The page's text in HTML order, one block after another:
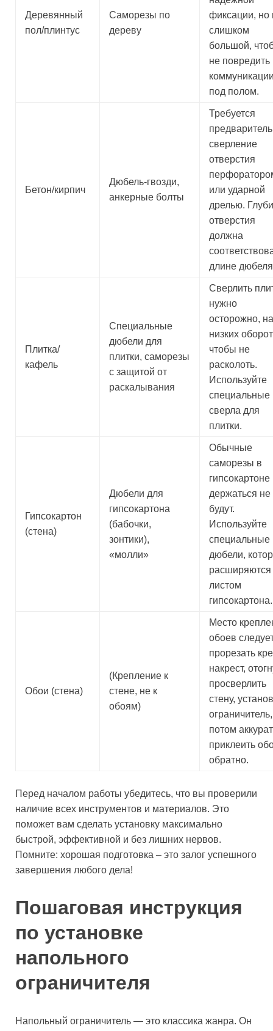
Деревянный
пол/плинтус
Саморезы по
дереву
фиксации, но
слишком
большой,
не повредить
под полом.
Бетон/кирпич
Дюбель-гвозди,
анкерные болты
Требуется
сверление
отверстия
или ударной
дрелью.
отверстия
должна
длине
Плитка/
кафель
Специальные
дюбели для
плитки, саморезы
с защитой от
раскалывания
Сверлить
нужно
осторожно, на
низких
чтобы не
расколоть.
Используйте
специальные
сверла для
плитки.
Гипсокартон
(стена)
Дюбели для
гипсокартона
(бабочки,
зонтики),
«молли»
Обычные
саморезы в
гипсокартоне
держаться не
будут.
Используйте
специальные
дюбели,
расширяются
листом
гипсокартона.
Обои (стена)
(Крепление к
стене, не к
обоям)
Место
обоев
прорезать
накрест,
просверлить
стену,
потом
приклеить
обратно.
Перед началом работы убедитесь, что вы проверили
наличие всех инструментов и материалов. Это
поможет вам сделать установку максимально
быстрой, эффективной и без лишних нервов.
Помните: хорошая подготовка – это залог успешного
завершения любого дела!
Пошаговая инструкция
по установке
напольного
ограничителя
Напольный ограничитель — это классика жанра. Он